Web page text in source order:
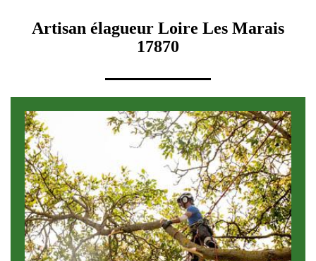
Artisan élagueur Loire Les Marais
17870